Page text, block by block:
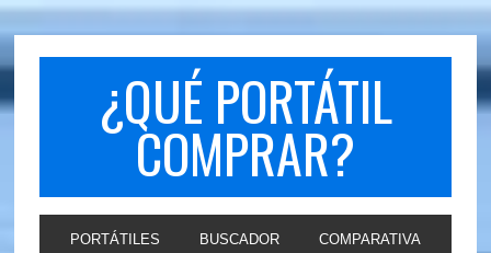
Skip
to
primary
navigation
Skip
to
main
content
¿QUÉ PORTÁTIL
COMPRAR?
PORTÁTILES BUSCADOR COMPARATIVA